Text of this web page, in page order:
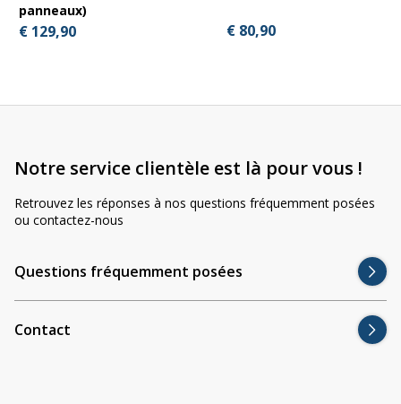
panneaux)
€ 129,90 € 80,90
Notre service clientèle est là pour vous !
Retrouvez les réponses à nos questions fréquemment posées
ou contactez-nous
Questions fréquemment posées
Contact